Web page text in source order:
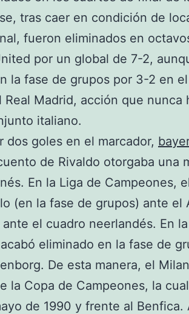
tras caer en condición de
fueron eliminados en
por un global de 7-2,
la fase de grupos por 3-2 en el
Madrid, acción que nunca
italiano.
dos goles en el marcador,
de Rivaldo otorgaba una
En la Liga de Campeones,
(en la fase de grupos) ante el
el cuadro neerlandés. En
eliminado en la fase de
De esta manera, el Milan
la Copa de Campeones, la
de 1990 y frente al Benfica.